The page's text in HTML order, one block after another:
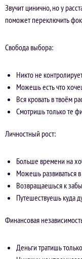
Звучит цинично, но у
поможет переключить
Свобода выбора:
Никто не
Можешь есть что
Вся кровать в твоём
Смотришь только те
Личностный рост:
Больше времени на
Можешь развиваться
Возвращаешься к
Путешествуешь куда
Финансовая
Деньги тратишь